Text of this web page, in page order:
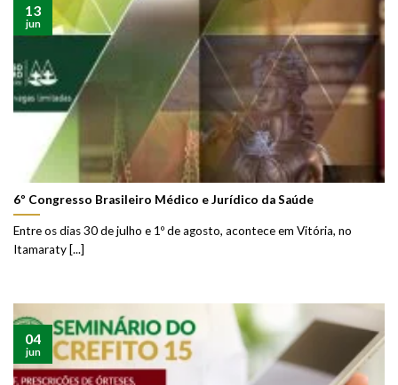
6º Congresso Brasileiro Médico e Jurídico da Saúde
Entre os dias 30 de julho e 1º de agosto, acontece em Vitória, no
Itamaraty [...]
13
jun
04
jun